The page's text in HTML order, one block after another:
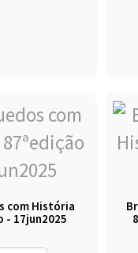
com História
- 17jun2025